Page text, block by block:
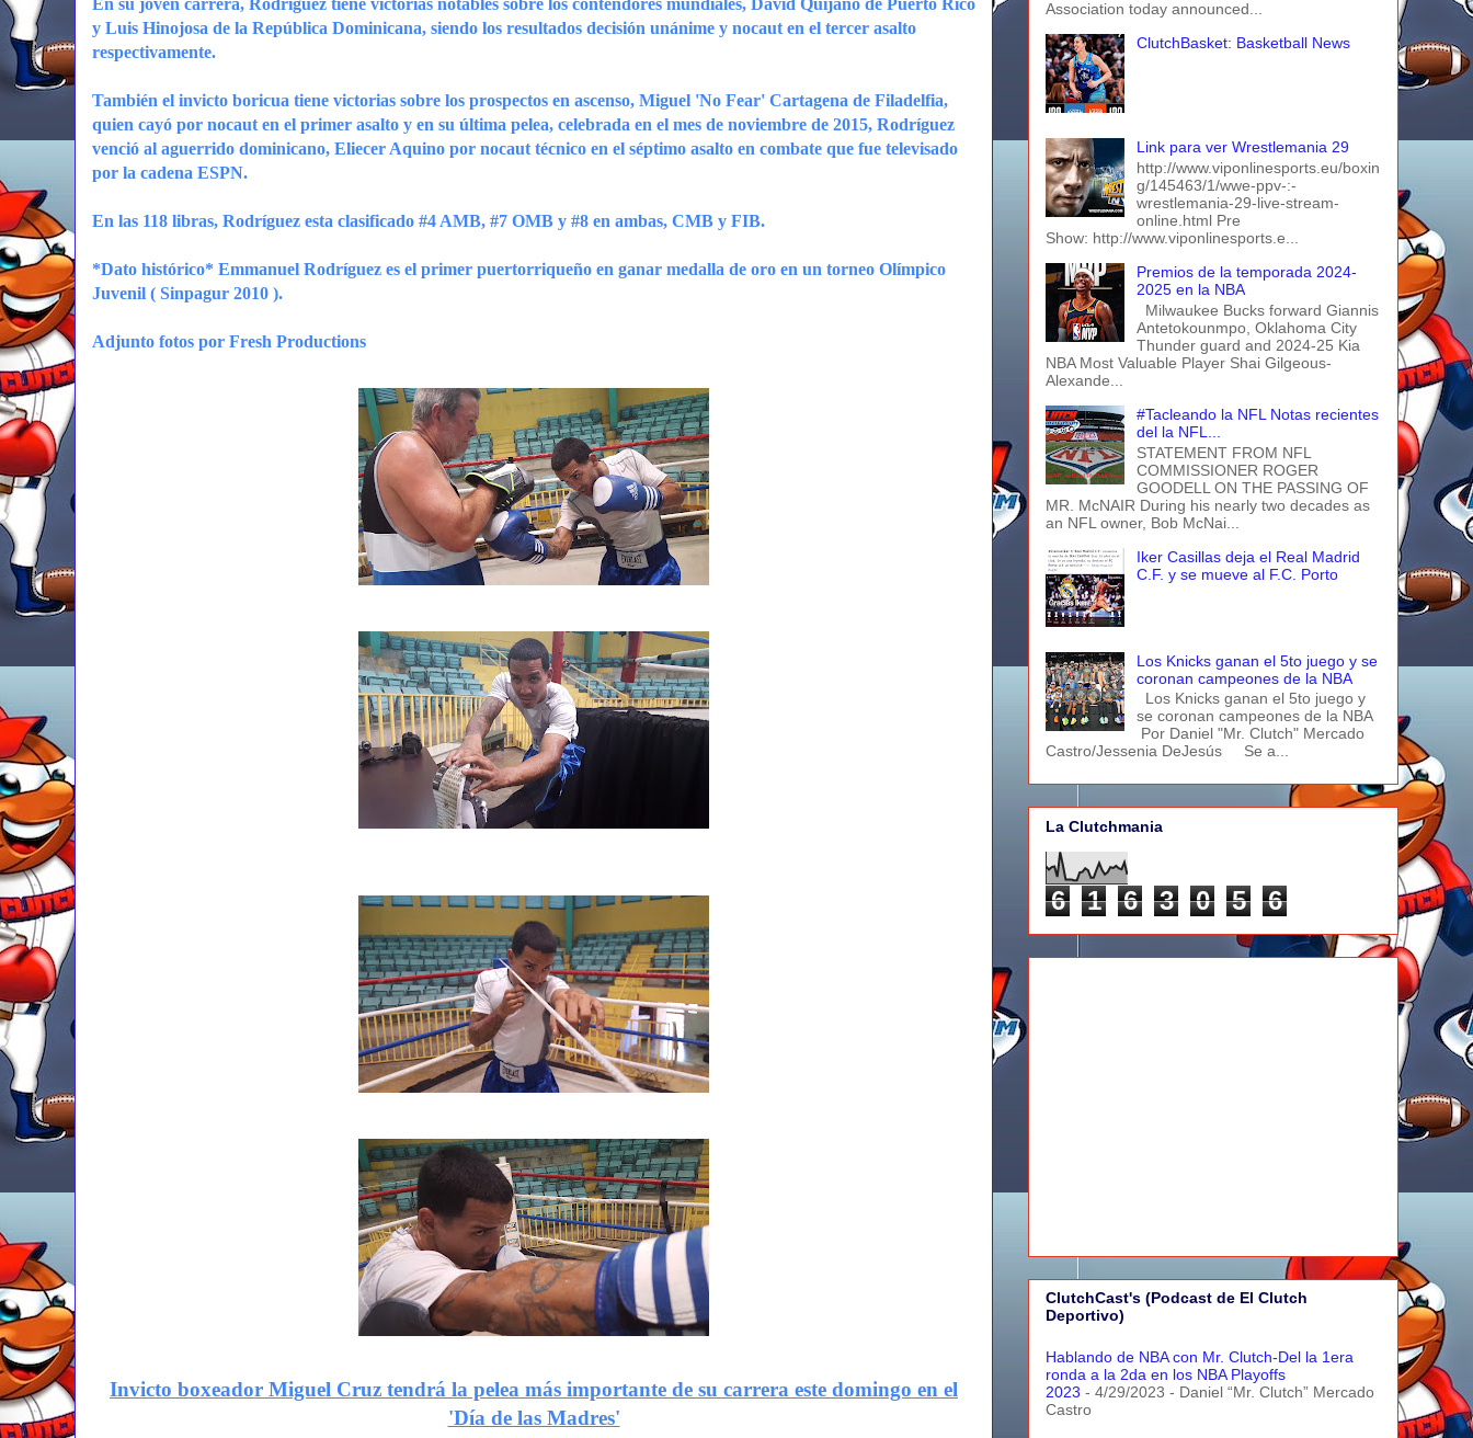
En su joven carrera, Rodríguez tiene victorias notables sobre los contendores mundiales, David Quijano de Puerto Rico
y Luis Hinojosa de la República Dominicana, siendo los resultados decisión unánime y nocaut en el tercer asalto
respectivamente.
También el invicto boricua tiene victorias sobre los prospectos en ascenso, Miguel 'No Fear' Cartagena de Filadelfia,
quien cayó por nocaut en el primer asalto y en su última pelea, celebrada en el mes de noviembre de 2015, Rodríguez
venció al aguerrido dominicano, Eliecer Aquino por nocaut técnico en el séptimo asalto en combate que fue televisado
por la cadena ESPN.
En las 118 libras, Rodríguez esta clasificado #4 AMB, #7 OMB y #8 en ambas, CMB y FIB.
*Dato histórico* Emmanuel Rodríguez es el primer puertorriqueño en ganar medalla de oro en un torneo Olímpico
Juvenil ( Sinpagur 2010 ).
Adjunto fotos por Fresh Productions
Invicto boxeador Miguel Cruz tendrá la pelea más importante de su carrera este domingo en el
'Día de las Madres'
Association today announced...
ClutchBasket: Basketball News
Link para ver Wrestlemania 29
http://www.viponlinesports.eu/boxin
g/145463/1/wwe-ppv-:-
wrestlemania-29-live-stream-
online.html Pre
Show: http://www.viponlinesports.e...
Premios de la temporada 2024-
2025 en la NBA
Milwaukee Bucks forward Giannis
Antetokounmpo, Oklahoma City
Thunder guard and 2024-25 Kia
NBA Most Valuable Player Shai Gilgeous-
Alexande...
#Tacleando la NFL Notas recientes
del la NFL...
STATEMENT FROM NFL
COMMISSIONER ROGER
GOODELL ON THE PASSING OF
MR. McNAIR During his nearly two decades as
an NFL owner, Bob McNai...
Iker Casillas deja el Real Madrid
C.F. y se mueve al F.C. Porto
Los Knicks ganan el 5to juego y se
coronan campeones de la NBA
Los Knicks ganan el 5to juego y
se coronan campeones de la NBA
Por Daniel "Mr. Clutch" Mercado
Castro/Jessenia DeJesús Se a...
La Clutchmania
6 1 6 3 0 5 6
ClutchCast's (Podcast de El Clutch
Deportivo)
Hablando de NBA con Mr. Clutch-Del la 1era
ronda a la 2da en los NBA Playoffs
2023 - 4/29/2023 - Daniel “Mr. Clutch” Mercado
Castro